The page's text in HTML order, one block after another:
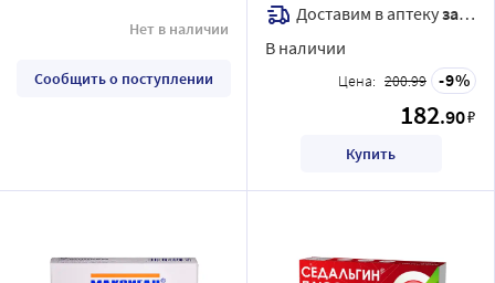
Нет в наличии
Сообщить о поступлении
Доставим в аптекузавтра
В наличии
Цена: 200.99 9
182.90₽
Купить